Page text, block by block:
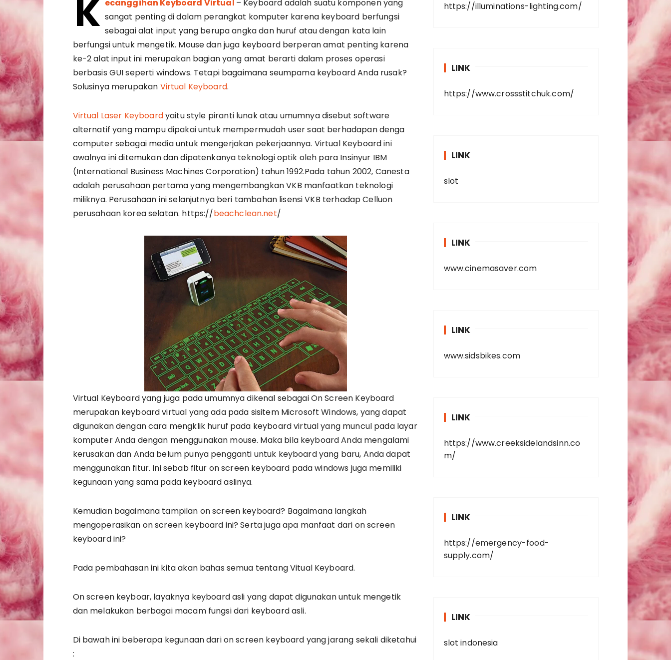
K ecanggihan Keyboard Virtual – Keyboard adalah suatu komponen yang
sangat penting di dalam perangkat komputer karena keyboard berfungsi
sebagai alat input yang berupa angka dan huruf atau dengan kata lain
berfungsi untuk mengetik. Mouse dan juga keyboard berperan amat penting karena
ke-2 alat input ini merupakan bagian yang amat berarti dalam proses operasi
berbasis GUI seperti windows. Tetapi bagaimana seumpama keyboard Anda rusak?
Solusinya merupakan Virtual Keyboard.
Virtual Laser Keyboardyaitu style piranti lunak atau umumnya disebut software
alternatif yang mampu dipakai untuk mempermudah user saat berhadapan denga
computer sebagai media untuk mengerjakan pekerjaannya. Virtual Keyboard ini
awalnya ini ditemukan dan dipatenkanya teknologi optik oleh para Insinyur IBM
(International Business Machines Corporation) tahun 1992.Pada tahun 2002, Canesta
adalah perusahaan pertama yang mengembangkan VKB manfaatkan teknologi
miliknya. Perusahaan ini selanjutnya beri tambahan lisensi VKB terhadap Celluon
perusahaan korea selatan. https://beachclean.net/
Virtual Keyboard yang juga pada umumnya dikenal sebagai On Screen Keyboard
merupakan keyboard virtual yang ada pada sisitem Microsoft Windows, yang dapat
digunakan dengan cara mengklik huruf pada keyboard virtual yang muncul pada layar
komputer Anda dengan menggunakan mouse. Maka bila keyboard Anda mengalami
kerusakan dan Anda belum punya pengganti untuk keyboard yang baru, Anda dapat
menggunakan fitur. Ini sebab fitur on screen keyboard pada windows juga memiliki
kegunaan yang sama pada keyboard aslinya.
Kemudian bagaimana tampilan on screen keyboard? Bagaimana langkah
mengoperasikan on screen keyboard ini? Serta juga apa manfaat dari on screen
keyboard ini?
Pada pembahasan ini kita akan bahas semua tentang Vitual Keyboard.
On screen keyboar, layaknya keyboard asli yang dapat digunakan untuk mengetik
dan melakukan berbagai macam fungsi dari keyboard asli.
Di bawah ini beberapa kegunaan dari on screen keyboard yang jarang sekali diketahui
:
https://illuminations-lighting.com/
LINK
https://www.crossstitchuk.com/
LINK
slot
LINK
www.cinemasaver.com
LINK
www.sidsbikes.com
LINK
https://www.creeksidelandsinn.co
m/
LINK
https://emergency-food-
supply.com/
LINK
slot indonesia